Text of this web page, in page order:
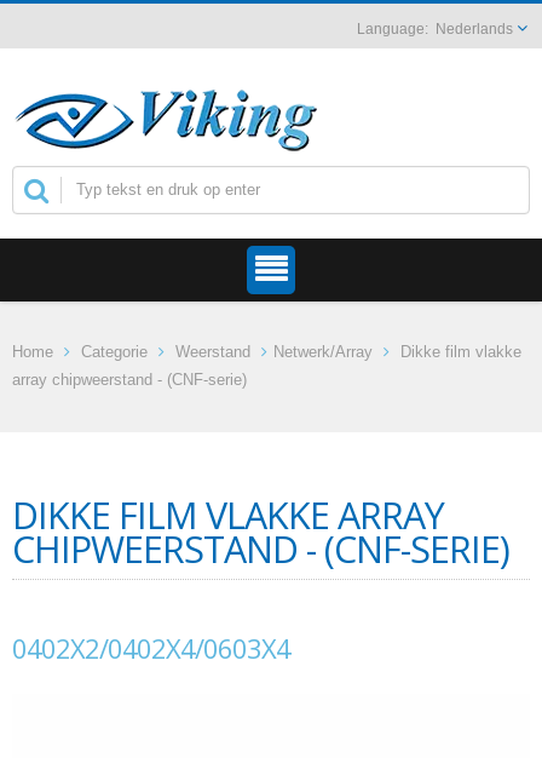
Nederlands
Home Categorie Weerstand Netwerk/Array
Dikke film vlakke
array chipweerstand - (CNF-serie)
DIKKE FILM VLAKKE ARRAY
CHIPWEERSTAND - (CNF-SERIE)
0402X2/0402X4/0603X4